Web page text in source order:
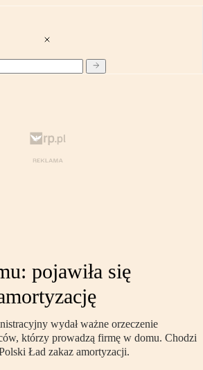
pojawiła się
wydał ważne orzeczenie
którzy prowadzą firmę w domu. Chodzi
Ład zakaz amortyzacji.